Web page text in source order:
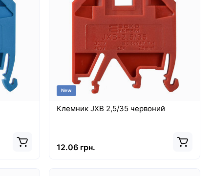
New
Клемник JXB 2,5/35 червоний
12.06 грн.